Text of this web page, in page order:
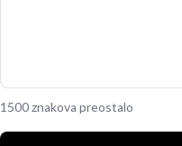
1500 znakova preostalo